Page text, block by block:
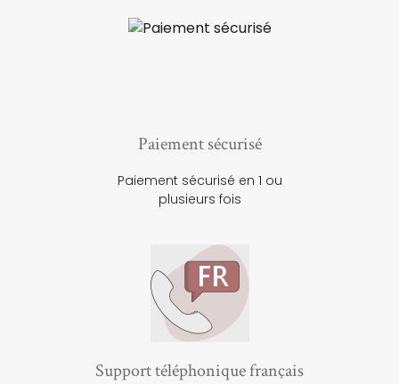
Paiement sécurisé
Paiement sécurisé en 1 ou
plusieurs fois
Support téléphonique français